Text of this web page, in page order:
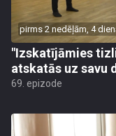
pirms 2 nedēļām, 4
"Izskatījāmies
atskatās uz savu
69. epizode